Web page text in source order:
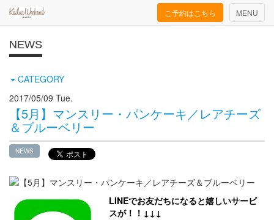
Toggle
navigation
MENU
ご予約はこちら
NEWS
CATEGORY
2017/05/09 Tue.
【5月】マンスリー・パンケーキ／レアチーズ
＆ブルーベリー
NEWS
LINEでお友だちになると嬉しいサービ
スが！！ ↓↓↓